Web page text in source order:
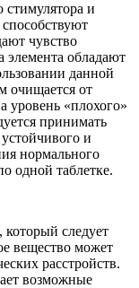
стимулятора и
чувство
обладают
данной
очищается от
уровень «плохого»
принимать
и
нормального
одной таблетке.
который следует
вещество может
расстройств.
возможные